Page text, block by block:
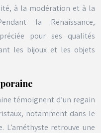
à la modération et à la
la Renaissance,
pour ses qualités
les bijoux et les objets
témoignent d’un regain
notamment dans le
L’améthyste retrouve une